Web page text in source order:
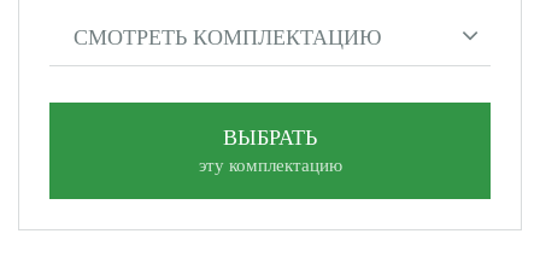
СМОТРЕТЬ КОМПЛЕКТАЦИЮ
ВЫБРАТЬ
эту комплектацию